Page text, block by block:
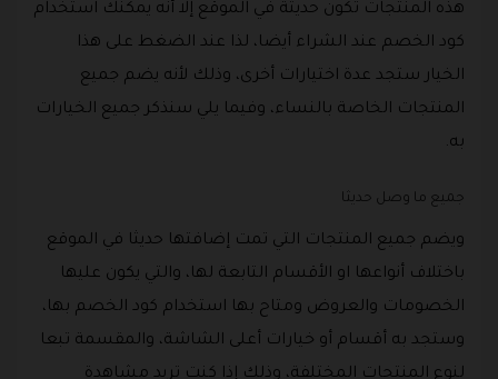
هذه المنتجات تكون حديثة في الموقع إلا أنه يمكنك استخدام
كود الخصم عند الشراء أيضا، لذا عند الضغط على هذا
الخيار ستجد عدة اختيارات أخرى، وذلك لأنه يضم جميع
المنتجات الخاصة بالنساء، وفيما يلي سنذكر جميع الخيارات
به.
جميع ما وصل حديثا
ويضم جميع المنتجات التي تمت إضافتها حديثا في الموقع
باختلاف أنواعها او الأقسام التابعة لها، والتي يكون عليها
الخصومات والعروض ومتاح بها استخدام كود الخصم بها،
وستجد به أقسام أو خيارات أعلى الشاشة، والمقسمة تبعا
لنوع المنتجات المختلفة، وذلك إذا كنت تريد مشاهدة